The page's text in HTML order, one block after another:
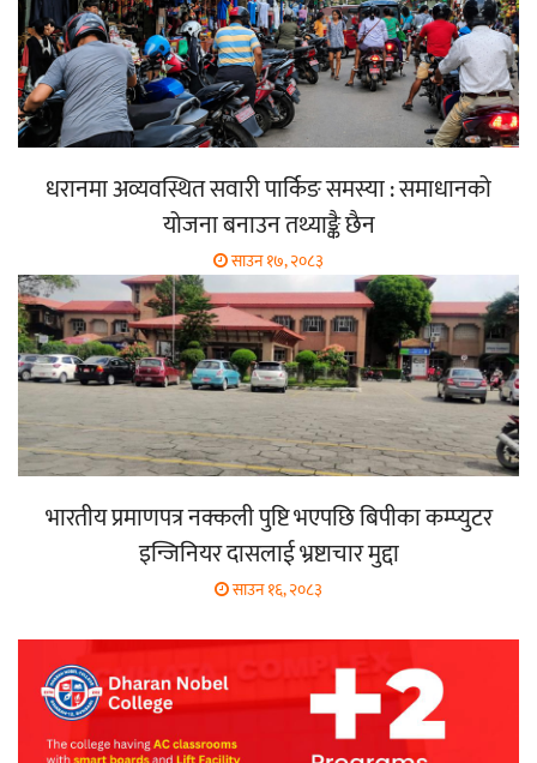
धरानमा अव्यवस्थित सवारी पार्किङ समस्या : समाधानको
योजना बनाउन तथ्याङ्कै छैन
साउन १७, २०८३
भारतीय प्रमाणपत्र नक्कली पुष्टि भएपछि बिपीका कम्प्युटर
इन्जिनियर दासलाई भ्रष्टाचार मुद्दा
साउन १६, २०८३